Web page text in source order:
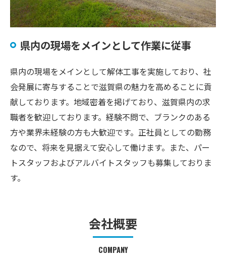
県内の現場をメインとして作業に従事
県内の現場をメインとして解体工事を実施しており、社
会発展に寄与することで滋賀県の魅力を高めることに貢
献しております。地域密着を掲げており、滋賀県内の求
職者を歓迎しております。経験不問で、ブランクのある
方や業界未経験の方も大歓迎です。正社員としての勤務
なので、将来を見据えて安心して働けます。また、パー
トスタッフおよびアルバイトスタッフも募集しておりま
す。
会社概要
COMPANY